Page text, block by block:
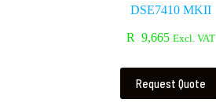
DSE7410 MKII
R 9,665 Excl. VAT
Request Quote